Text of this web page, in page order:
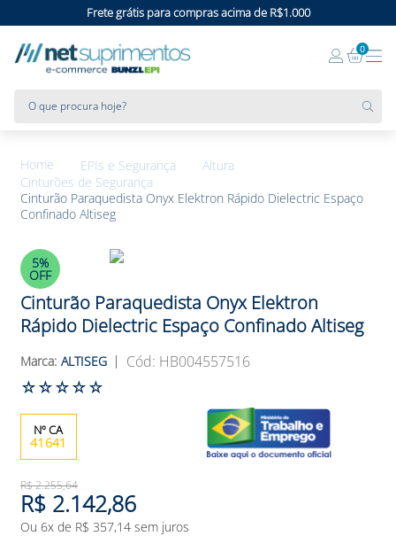
Frete grátis para compras acima de R$1.000
0
EPIs e Segurança
Altura
Cinturões de Segurança
Cinturão Paraquedista Onyx Elektron Rápido Dielectric Espaço
Confinado Altiseg
5%
OFF
Cinturão Paraquedista Onyx Elektron
Rápido Dielectric Espaço Confinado Altiseg
ALTISEG : HB004557516
☆☆☆☆☆
41641
R$2.255,64
R$ 2.142,86
Ou 6x de R$ 357,14 sem juros